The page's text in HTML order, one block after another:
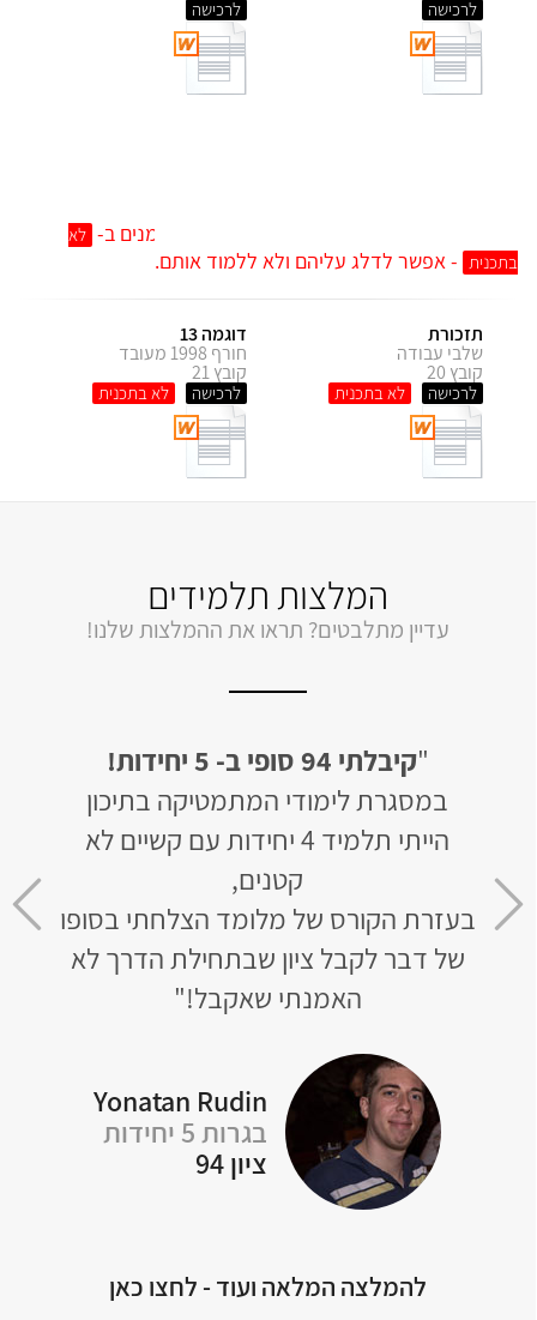
לרכישה לרכישה
הקבצים שמסומנים ב- לא
בתכנית - אפשר לדלג עליהם ולא ללמוד אותם.
תזכורת
שלבי עבודה
קובץ 20
לרכישה
דוגמה 13
חורף 1998 מעובד
קובץ 21
לרכישה
המלצות תלמידים
עדיין מתלבטים? תראו את ההמלצות שלנו!
"קיבלתי 94 סופי ב- 5 יחידות!
במסגרת לימודי המתמטיקה בתיכון
הייתי תלמיד 4 יחידות עם קשיים לא
קטנים,
בעזרת הקורס של מלומד הצלחתי בסופו
של דבר לקבל ציון שבתחילת הדרך לא
האמנתי שאקבל!"
Yonatan Rudin
בגרות 5 יחידות
ציון 94
למידה קיבלתי 93
להמלצה המלאה ועוד - לחצו כאן